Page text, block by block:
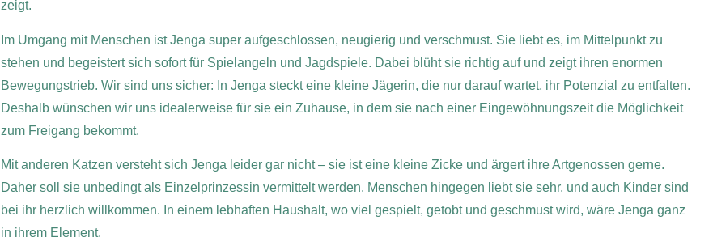
zeigt.
Im Umgang mit Menschen ist Jenga super aufgeschlossen, neugierig und verschmust. Sie liebt es, im Mittelpunkt zu
stehen und begeistert sich sofort für Spielangeln und Jagdspiele. Dabei blüht sie richtig auf und zeigt ihren enormen
Bewegungstrieb. Wir sind uns sicher: In Jenga steckt eine kleine Jägerin, die nur darauf wartet, ihr Potenzial zu entfalten.
Deshalb wünschen wir uns idealerweise für sie ein Zuhause, in dem sie nach einer Eingewöhnungszeit die Möglichkeit
zum Freigang bekommt.
Mit anderen Katzen versteht sich Jenga leider gar nicht – sie ist eine kleine Zicke und ärgert ihre Artgenossen gerne.
Daher soll sie unbedingt als Einzelprinzessin vermittelt werden. Menschen hingegen liebt sie sehr, und auch Kinder sind
bei ihr herzlich willkommen. In einem lebhaften Haushalt, wo viel gespielt, getobt und geschmust wird, wäre Jenga ganz
in ihrem Element.